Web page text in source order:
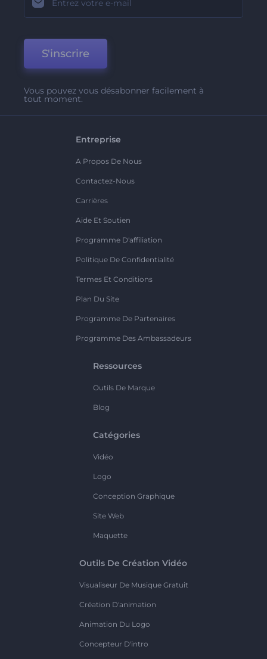
S'inscrire
Vous pouvez vous désabonner facilement à
tout moment.
Entreprise
A Propos De Nous
Contactez-Nous
Carrières
Aide Et Soutien
Programme D'affiliation
Politique De Confidentialité
Termes Et Conditions
Plan Du Site
Programme De Partenaires
Programme Des Ambassadeurs
Ressources
Outils De Marque
Blog
Catégories
Vidéo
Logo
Conception Graphique
Site Web
Maquette
Outils De Création Vidéo
Visualiseur De Musique Gratuit
Création D'animation
Animation Du Logo
Concepteur D'intro